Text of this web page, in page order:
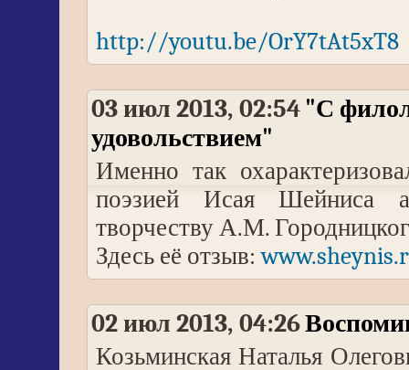
http://youtu.be/OrY7tAt5xT8
03 июл 2013, 02:54 "С
удовольствием"
Именно так
поэзией Исая Шейниса
творчеству А.М.
Здесь её отзыв:
02 июл 2013, 04:26
Козьминская Наталья